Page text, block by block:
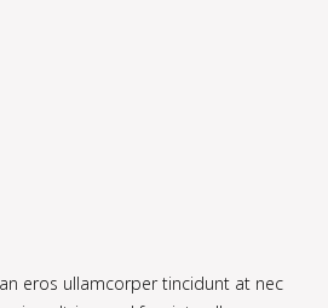
eros ullamcorper tincidunt at nec